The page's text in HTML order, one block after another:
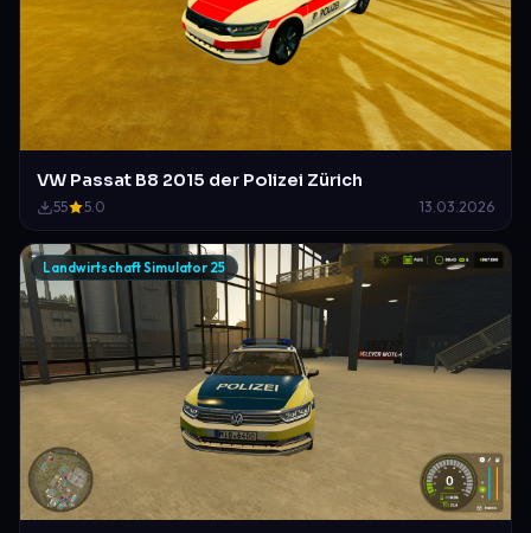
VW Passat B8 2015 der Polizei Zürich
55 5.0 13.03.2026
Landwirtschaft Simulator 25